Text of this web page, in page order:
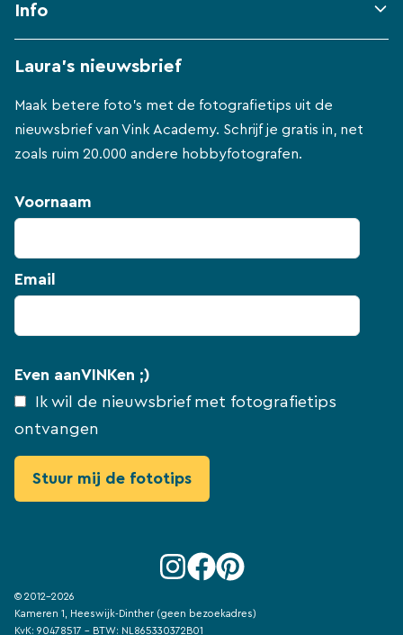
Info
Laura's nieuwsbrief
Maak betere foto's met de fotografietips uit de
nieuwsbrief van Vink Academy. Schrijf je gratis in, net
zoals ruim 20.000 andere hobbyfotografen.
Voornaam
Email
Even aanVINKen ;)
Ik wil de nieuwsbrief met fotografietips
ontvangen
© 2012-2026
Kameren 1, Heeswijk-Dinther (geen bezoekadres)
KvK: 90478517 - BTW: NL865330372B01